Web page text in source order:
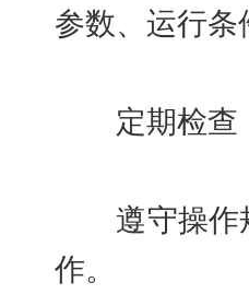
参数、运行条
定期检查：
遵守操作规
作。